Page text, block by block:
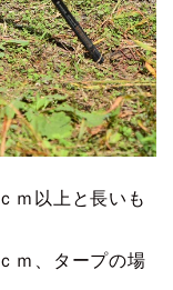
ｍ以上と長いも
ｍ、タープの場